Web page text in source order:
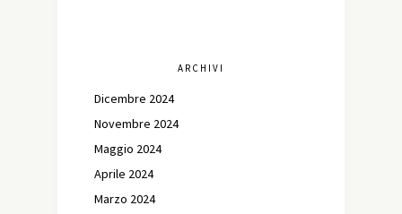
ARCHIVI
Dicembre 2024
Novembre 2024
Maggio 2024
Aprile 2024
Marzo 2024